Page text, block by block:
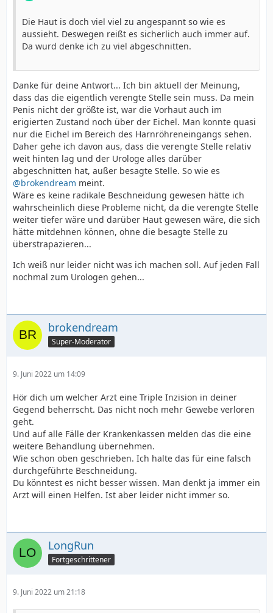
Die Haut is doch viel viel zu angespannt so wie es
aussieht. Deswegen reißt es sicherlich auch immer auf.
Da wurd denke ich zu viel abgeschnitten.
Danke für deine Antwort... Ich bin aktuell der Meinung,
dass das die eigentlich verengte Stelle sein muss. Da mein
Penis nicht der größte ist, war die Vorhaut auch im
erigierten Zustand noch über der Eichel. Man konnte quasi
nur die Eichel im Bereich des Harnröhreneingangs sehen.
Daher gehe ich davon aus, dass die verengte Stelle relativ
weit hinten lag und der Urologe alles darüber
abgeschnitten hat, außer besagte Stelle. So wie es
@brokendream meint.
Wäre es keine radikale Beschneidung gewesen hätte ich
wahrscheinlich diese Probleme nicht, da die verengte Stelle
weiter tiefer wäre und darüber Haut gewesen wäre, die sich
hätte mitdehnen können, ohne die besagte Stelle zu
überstrapazieren...
Ich weiß nur leider nicht was ich machen soll. Auf jeden Fall
nochmal zum Urologen gehen...
brokendream
Super-Moderator
9. Juni 2022 um 14:09
Hör dich um welcher Arzt eine Triple Inzision in deiner
Gegend beherrscht. Das nicht noch mehr Gewebe verloren
geht.
Und auf alle Fälle der Krankenkassen melden das die eine
weitere Behandlung übernehmen.
Wie schon oben geschrieben. Ich halte das für eine falsch
durchgeführte Beschneidung.
Du könntest es nicht besser wissen. Man denkt ja immer ein
Arzt will einen Helfen. Ist aber leider nicht immer so.
LongRun
Fortgeschrittener
9. Juni 2022 um 21:18